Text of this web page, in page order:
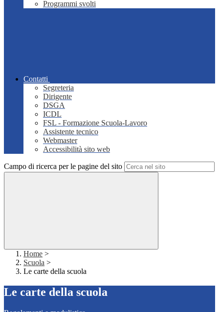
Programmi svolti
Contatti
Segreteria
Dirigente
DSGA
ICDL
FSL - Formazione Scuola-Lavoro
Assistente tecnico
Webmaster
Accessibilità sito web
Campo di ricerca per le pagine del sito
Home >
Scuola >
Le carte della scuola
Le carte della scuola